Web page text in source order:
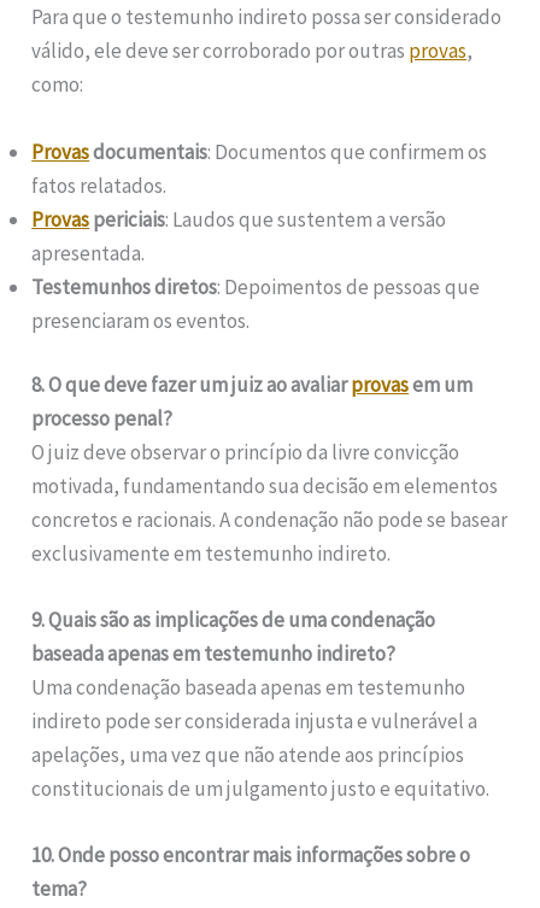
Para que o testemunho indireto possa ser considerado
válido, ele deve ser corroborado por outras provas,
como:
Provasdocumentais: Documentos que confirmem os
fatos relatados.
Provaspericiais: Laudos que sustentem a versão
apresentada.
Testemunhos diretos: Depoimentos de pessoas que
presenciaram os eventos.
8. O que deve fazer um juiz ao avaliarprovasem um
processo penal?
O juiz deve observar o princípio da livre convicção
motivada, fundamentando sua decisão em elementos
concretos e racionais. A condenação não pode se basear
exclusivamente em testemunho indireto.
9. Quais são as implicações de uma condenação
baseada apenas em testemunho indireto?
Uma condenação baseada apenas em testemunho
indireto pode ser considerada injusta e vulnerável a
apelações, uma vez que não atende aos princípios
constitucionais de um julgamento justo e equitativo.
10. Onde posso encontrar mais informações sobre o
tema?